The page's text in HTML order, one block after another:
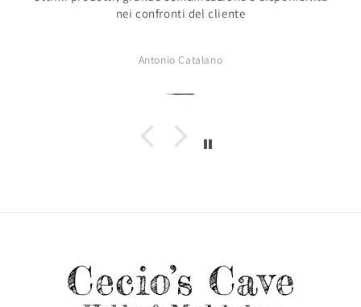
nei confronti del cliente
Antonio Catalano